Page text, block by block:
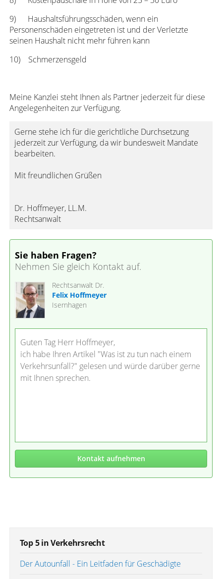
9) Haushaltsführungsschäden, wenn ein
Personenschäden eingetreten ist und der Verletzte
seinen Haushalt nicht mehr führen kann
10) Schmerzensgeld
Meine Kanzlei steht Ihnen als Partner jederzeit für diese
Angelegenheiten zur Verfügung.
Gerne stehe ich für die gerichtliche Durchsetzung
jederzeit zur Verfügung, da wir bundesweit Mandate
bearbeiten.
Mit freundlichen Grüßen
Dr. Hoffmeyer, LL.M.
Rechtsanwalt
Sie haben Fragen?
Nehmen Sie gleich Kontakt auf.
Rechtsanwalt Dr.
Felix Hoffmeyer
Isernhagen
Guten Tag Herr Hoffmeyer,
ich habe Ihren Artikel "Was ist zu tun nach einem
Verkehrsunfall?" gelesen und würde darüber gerne
mit Ihnen sprechen.
Kontakt aufnehmen
Top 5 in Verkehrsrecht
Der Autounfall - Ein Leitfaden für Geschädigte